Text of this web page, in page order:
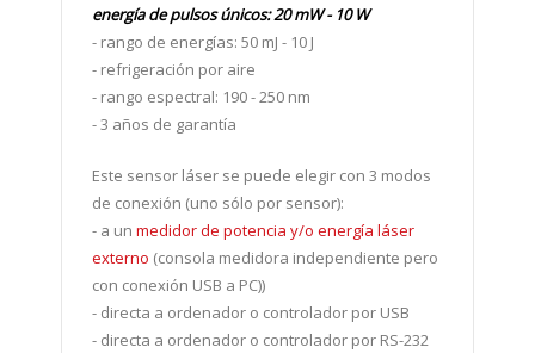
energía de pulsos únicos: 20 mW - 10 W
- rango de energías: 50 mJ - 10 J
- refrigeración por aire
- rango espectral: 190 - 250 nm
- 3 años de garantía
Este sensor láser se puede elegir con 3 modos
de conexión (uno sólo por sensor):
- a unmedidor de potencia y/o energía láser
externo (consola medidora independiente pero
con conexión USB a PC))
- directa a ordenador o controlador por USB
- directa a ordenador o controlador por RS-232